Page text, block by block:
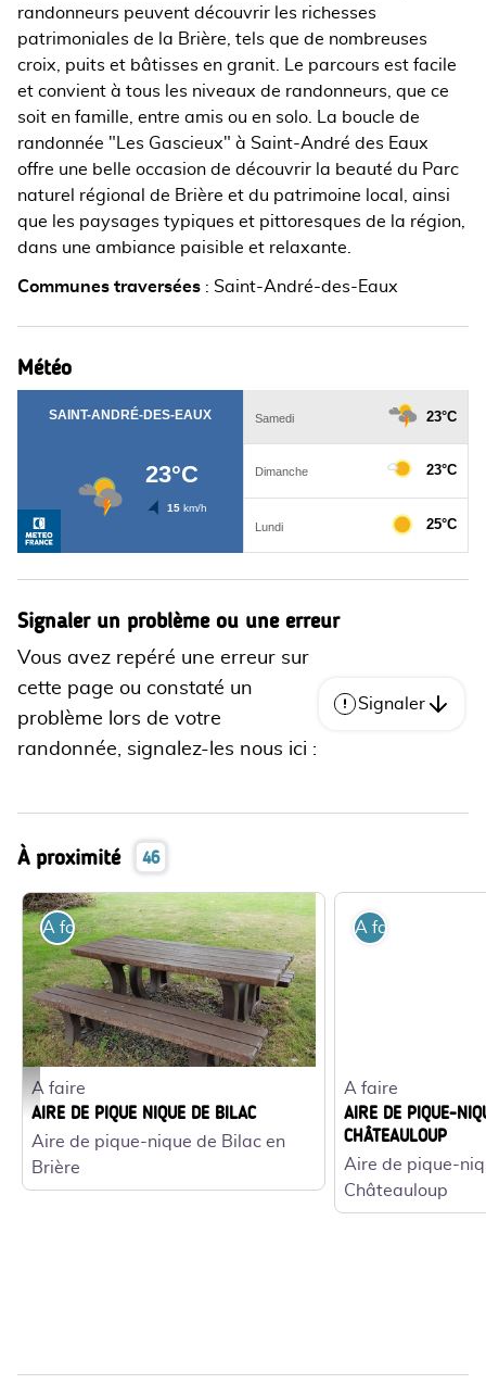
randonneurs peuvent découvrir les richesses
patrimoniales de la Brière, tels que de nombreuses
croix, puits et bâtisses en granit. Le parcours est facile
et convient à tous les niveaux de randonneurs, que ce
soit en famille, entre amis ou en solo. La boucle de
randonnée "Les Gascieux" à Saint-André des Eaux
offre une belle occasion de découvrir la beauté du Parc
naturel régional de Brière et du patrimoine local, ainsi
que les paysages typiques et pittoresques de la région,
dans une ambiance paisible et relaxante.
Communes traversées : Saint-André-des-Eaux
Météo
Signaler un problème ou une erreur
Vous avez repéré une erreur sur
cette page ou constaté un
problème lors de votre
randonnée, signalez-les nous ici :
Signaler
À proximité 46
Aire de pique-nique de Bilac - ©M. Arteaga
A faire
A faire
AIRE DE PIQUE NIQUE DE BILAC
Aire de pique-nique de Bilac en
Brière
A faire
A faire
AIRE DE PIQUE-
CHÂTEAULOUP
Aire de pique-
Châteauloup